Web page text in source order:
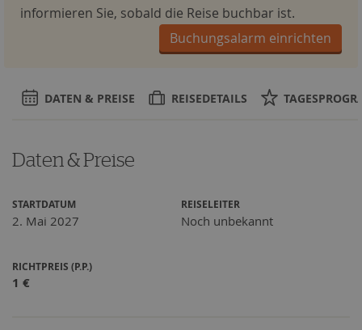
informieren Sie, sobald die Reise buchbar ist.
Buchungsalarm einrichten
DATEN & PREISE REISEDETAILS
Daten & Preise
STARTDATUM
2. Mai 2027
REISELEITER
Noch unbekannt
RICHTPREIS (P.P.)
1 €